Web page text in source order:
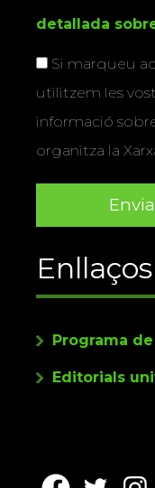
detallada
Si marqueu
utilitzem les
informació
organitza la
Enllaços
Programa
Editorials